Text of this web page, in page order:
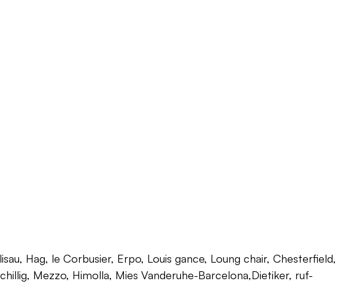
Hag, le Corbusier, Erpo, Louis gance, Loung chair, Chesterfield,
Mezzo, Himolla, Mies Vanderuhe-Barcelona,Dietiker, ruf-